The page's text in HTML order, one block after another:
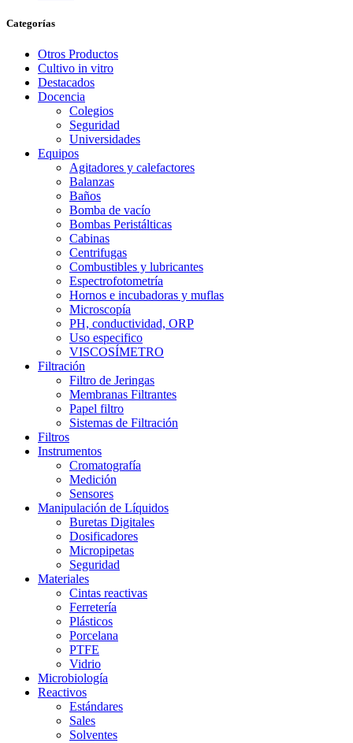
Categorías
Otros Productos
Cultivo in vitro
Destacados
Docencia
Colegios
Seguridad
Universidades
Equipos
Agitadores y calefactores
Balanzas
Baños
Bomba de vacío
Bombas Peristálticas
Cabinas
Centrifugas
Combustibles y lubricantes
Espectrofotometría
Hornos e incubadoras y muflas
Microscopía
PH, conductividad, ORP
Uso especifico
VISCOSÍMETRO
Filtración
Filtro de Jeringas
Membranas Filtrantes
Papel filtro
Sistemas de Filtración
Filtros
Instrumentos
Cromatografía
Medición
Sensores
Manipulación de Líquidos
Buretas Digitales
Dosificadores
Micropipetas
Seguridad
Materiales
Cintas reactivas
Ferretería
Plásticos
Porcelana
PTFE
Vidrio
Microbiología
Reactivos
Estándares
Sales
Solventes